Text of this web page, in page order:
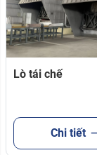
Lò tái chế
Chi tiết